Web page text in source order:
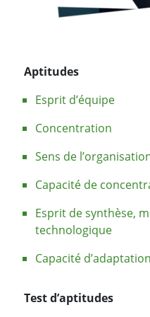
Aptitudes
Esprit d’équipe
Concentration
Sens de
Capacité de
Esprit de synthèse,
technologique
Capacité
Test d’aptitudes